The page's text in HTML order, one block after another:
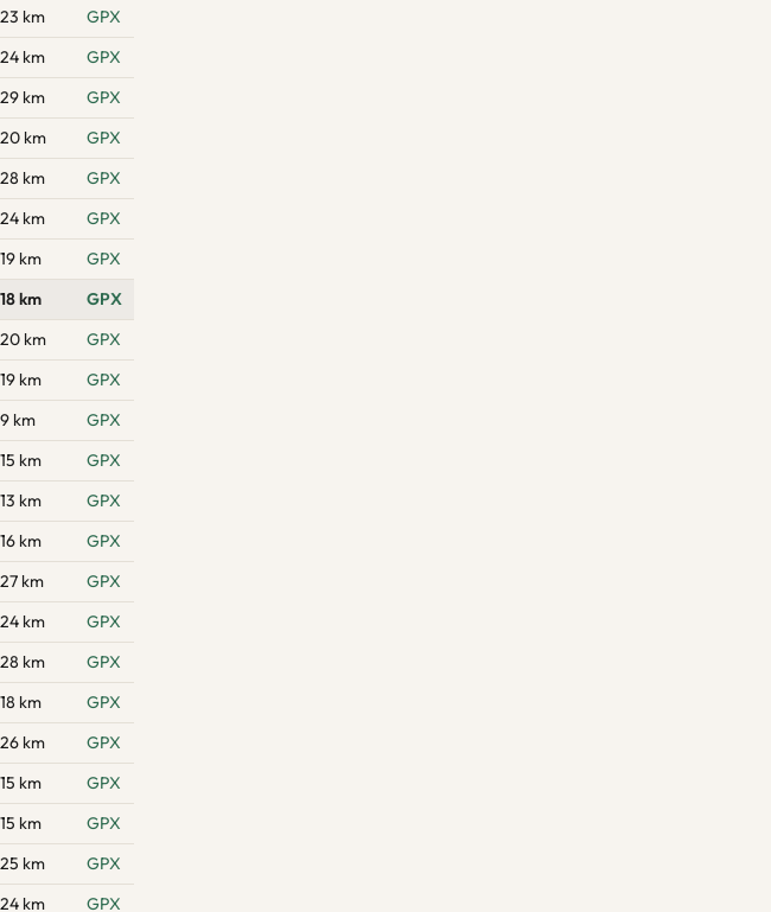
23 km
GPX
24 km
GPX
29 km
GPX
20 km
GPX
28 km
GPX
24 km
GPX
19 km
GPX
18 km
GPX
20 km
GPX
19 km
GPX
9 km
GPX
15 km
GPX
13 km
GPX
16 km
GPX
27 km
GPX
24 km
GPX
28 km
GPX
18 km
GPX
26 km
GPX
15 km
GPX
15 km
GPX
25 km
GPX
24 km GPX